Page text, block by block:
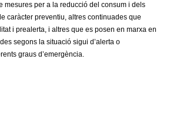
mesures per a la reducció del consum i dels
caràcter preventiu, altres continuades que
i prealerta, i altres que es posen en marxa en
segons la situació sigui d’alerta o
graus d’emergència.